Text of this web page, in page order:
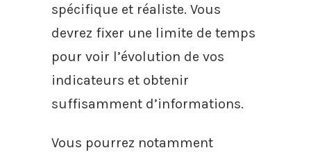
spécifique et réaliste. Vous
devrez fixer une limite de temps
pour voir l’évolution de vos
indicateurs et obtenir
suffisamment d’informations.
Vous pourrez notamment